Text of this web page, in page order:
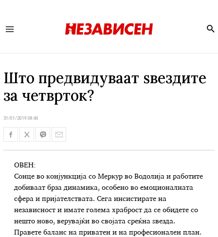
Што предвидуваат ѕвездите
за четврток?
31/01/2019 08:40
ОВЕН:
Сонце во конјункција со Меркур во Водолија и работите
добиваат брза динамика, особено во емоционалната
сфера и пријателствата. Сега инсистирате на
независност и имате голема храброст да се обидете со
нешто ново, верувајќи во својата среќна ѕвезда.
Правете баланс на приватен и на професионален план.